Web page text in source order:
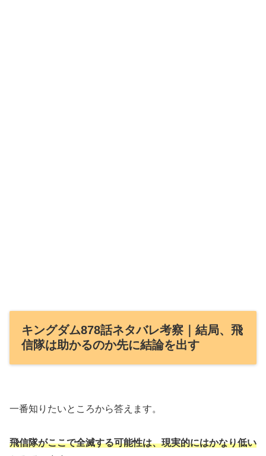
キングダム878話ネタバレ考察｜結局、飛
信隊は助かるのか先に結論を出す
一番知りたいところから答えます。
飛信隊がここで全滅する可能性は、現実的にはかなり低い